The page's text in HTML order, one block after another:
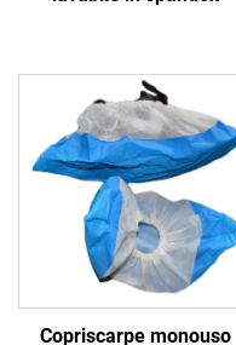
Copriscarpe monouso